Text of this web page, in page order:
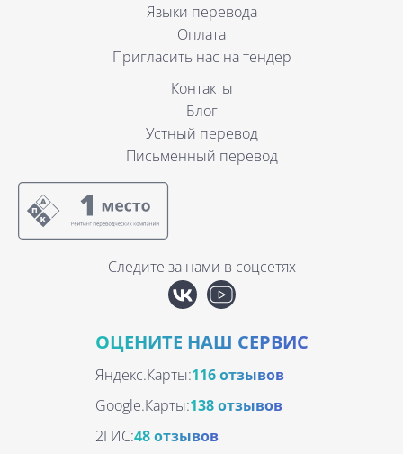
Языки перевода
Оплата
Пригласить нас на тендер
Контакты
Блог
Устный перевод
Письменный перевод
Следите за нами в соцсетях
ОЦЕНИТЕ НАШ СЕРВИС
Яндекс.Карты:116 отзывов
Google.Карты:138 отзывов
2ГИС:48 отзывов